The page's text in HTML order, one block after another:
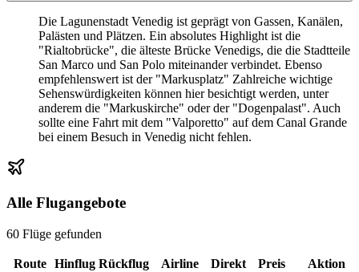
Die Lagunenstadt Venedig ist geprägt von Gassen, Kanälen,
Palästen und Plätzen. Ein absolutes Highlight ist die
"Rialtobrücke", die älteste Brücke Venedigs, die die Stadtteile
San Marco und San Polo miteinander verbindet. Ebenso
empfehlenswert ist der "Markusplatz" Zahlreiche wichtige
Sehenswürdigkeiten können hier besichtigt werden, unter
anderem die "Markuskirche" oder der "Dogenpalast". Auch
sollte eine Fahrt mit dem "Valporetto" auf dem Canal Grande
bei einem Besuch in Venedig nicht fehlen.
Alle Flugangebote
60 Flüge gefunden
Route Hinflug Rückflug Airline Direkt Preis
Aktion